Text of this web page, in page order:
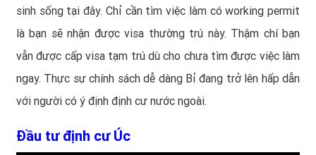
sinh sống tại đây. Chỉ cần tìm việc làm có working permit
là bạn sẽ nhận được visa thường trú này. Thậm chí bạn
vẫn được cấp visa tạm trú dù cho chưa tìm được việc làm
ngay. Thực sự chính sách dễ dàng Bỉ đang trở lên hấp dẫn
với người có ý định định cư nước ngoài.
Đầu tư định cư Úc